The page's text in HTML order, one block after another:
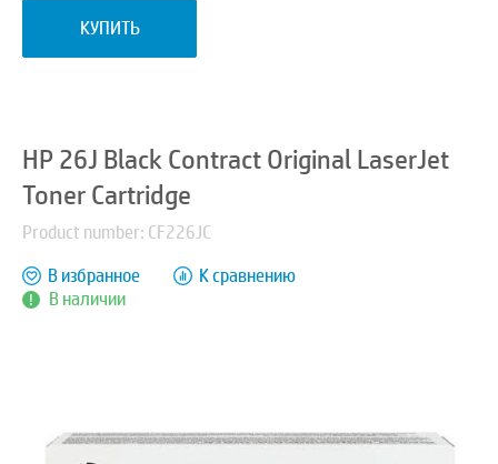
КУПИТЬ
HP 26J Black Contract Original LaserJet
Toner Cartridge
Product number: CF226JC
В наличии
В избранное К сравнению